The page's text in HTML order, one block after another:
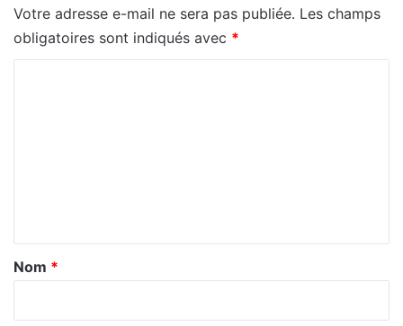
Votre adresse e-mail ne sera pas publiée. Les champs
obligatoires sont indiqués avec *
a
r
Nom *